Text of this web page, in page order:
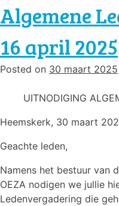
12
Algemene
16 april 2025
Posted on 30 maart 2025
UITNODIGING
Heemskerk, 30 maart
Geachte leden,
Namens het bestuur van
OEZA nodigen we jullie
Ledenvergadering die